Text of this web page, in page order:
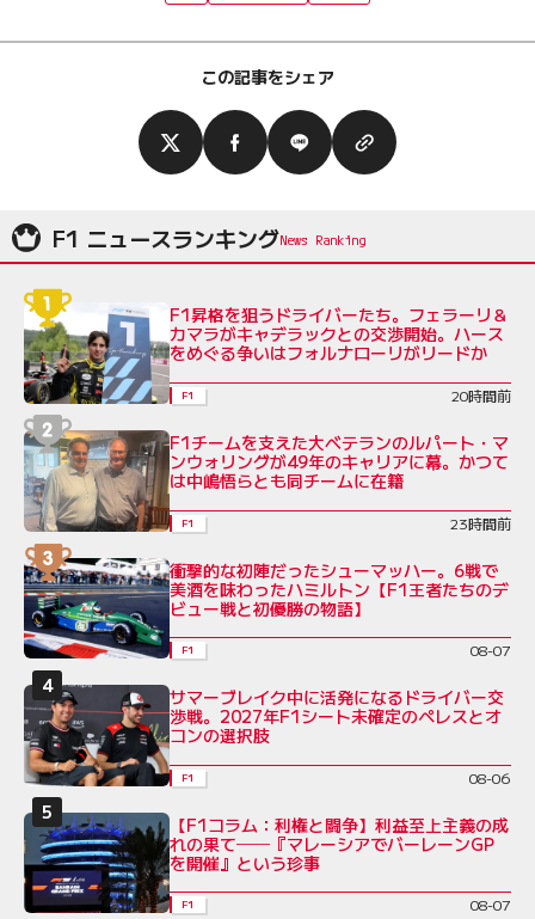
この記事をシェア
F1 ニュースランキング
F1昇格を狙うドライバーたち。フェラーリ＆
カマラがキャデラックとの交渉開始。ハース
をめぐる争いはフォルナローリがリードか
F1 20時間前
F1チームを支えた大ベテランのルパート・マ
ンウォリングが49年のキャリアに幕。かつて
は中嶋悟らとも同チームに在籍
F1 23時間前
衝撃的な初陣だったシューマッハー。6戦で
美酒を味わったハミルトン【F1王者たちのデ
ビュー戦と初優勝の物語】
F1 08-07
サマーブレイク中に活発になるドライバー交
渉戦。2027年F1シート未確定のペレスとオ
コンの選択肢
F1 08-06
【F1コラム：利権と闘争】利益至上主義の成
れの果て──『マレーシアでバーレーンGP
を開催』という珍事
F1 08-07